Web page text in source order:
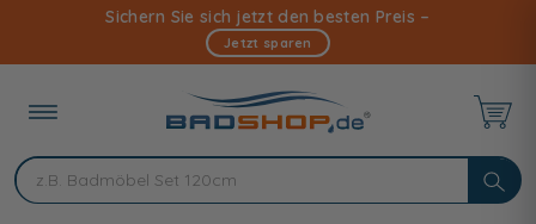
Inhalt
Sichern Sie sich jetzt den besten Preis –
Jetzt sparen